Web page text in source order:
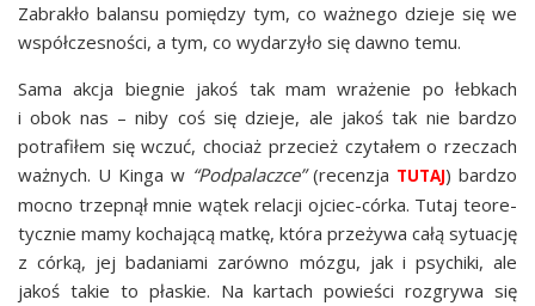
Zabra­kło balan­su pomię­dzy tym, co waż­ne­go dzie­je się we
współ­cze­sno­ści, a tym, co wyda­rzy­ło się daw­no temu.
Sama akcja bie­gnie jakoś tak mam wra­że­nie po łeb­kach
i obok nas – niby coś się dzie­je, ale jakoś tak nie bar­dzo
potra­fi­łem się wczuć, cho­ciaż prze­cież czy­ta­łem o rze­czach
waż­nych. U Kin­ga w “Pod­pa­lacz­ce”(recen­zja TUTAJ) bar­dzo
moc­no trzep­nął mnie wątek rela­cji ojciec-cór­ka. Tutaj teo­re­
tycz­nie mamy kocha­ją­cą mat­kę, któ­ra prze­ży­wa całą sytu­ację
z cór­ką, jej bada­nia­mi zarów­no mózgu, jak i psy­chi­ki, ale
jakoś takie to pła­skie. Na kar­tach powie­ści roz­gry­wa się